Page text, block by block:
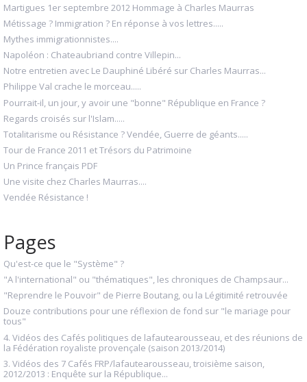
Martigues 1er septembre 2012 Hommage à Charles Maurras
Métissage ? Immigration ? En réponse à vos lettres.....
Mythes immigrationnistes....
Napoléon : Chateaubriand contre Villepin...
Notre entretien avec Le Dauphiné Libéré sur Charles Maurras...
Philippe Val crache le morceau.....
Pourrait-il, un jour, y avoir une "bonne" République en France ?
Regards croisés sur l'Islam.....
Totalitarisme ou Résistance ? Vendée, Guerre de géants.....
Tour de France 2011 et Trésors du Patrimoine
Un Prince français PDF
Une visite chez Charles Maurras....
Vendée Résistance !
Pages
Qu'est-ce que le "Système" ?
"A l'international" ou "thématiques", les chroniques de Champsaur...
"Reprendre le Pouvoir" de Pierre Boutang, ou la Légitimité retrouvée
Douze contributions pour une réflexion de fond sur "le mariage pour
tous"
4. Vidéos des Cafés politiques de lafautearousseau, et des réunions de
la Fédération royaliste provençale (saison 2013/2014)
3. Vidéos des 7 Cafés FRP/lafautearousseau, troisième saison,
2012/2013 : Enquête sur la République...